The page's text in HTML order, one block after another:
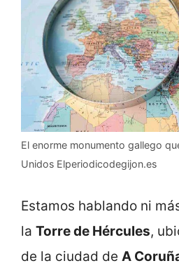
El enorme monumento gallego
Unidos Elperiodicodegijon.es
Estamos hablando ni
la Torre de Hércules,
de la ciudad de A